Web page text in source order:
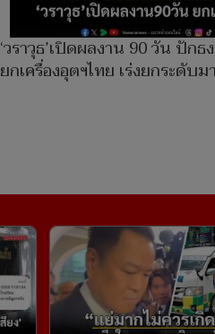
‘วราวุธ’เปิดผลงาน 90 วัน ปักธง
ยกเครื่องอุตฯไทย เร่งยกระดับม